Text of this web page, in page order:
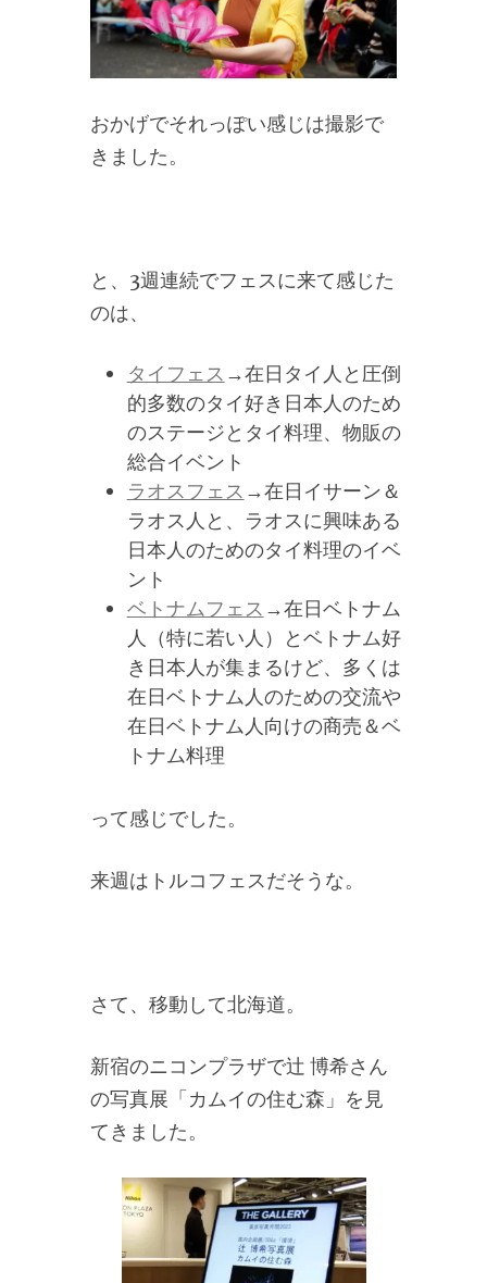
おかげでそれっぽい感じは撮影で
きました。
と、3週連続でフェスに来て感じた
のは、
タイフェス →在日タイ人と圧倒
的多数のタイ好き日本人のため
のステージとタイ料理、物販の
総合イベント
ラオスフェス →在日イサーン＆
ラオス人と、ラオスに興味ある
日本人のためのタイ料理のイベ
ント
ベトナムフェス →在日ベトナム
人（特に若い人）とベトナム好
き日本人が集まるけど、多くは
在日ベトナム人のための交流や
在日ベトナム人向けの商売＆ベ
トナム料理
って感じでした。
来週はトルコフェスだそうな。
さて、移動して北海道。
新宿のニコンプラザで辻 博希さん
の写真展「カムイの住む森」を見
てきました。